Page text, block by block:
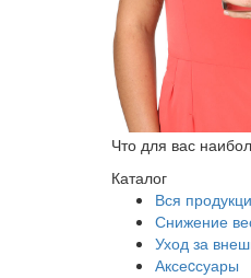
Что для вас
Каталог
Вся
Снижение
Уход за
Аксеcсуары